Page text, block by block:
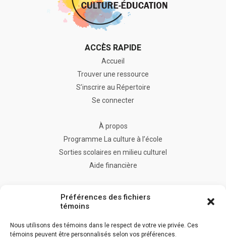
Préférences des fichiers
témoins
Nous utilisons des témoins dans le respect de votre vie privée. Ces
témoins peuvent être personnalisés selon vos préférences.
ACCÈS RAPIDE
Accueil
Trouver une ressource
S’inscrire au Répertoire
Se connecter
À propos
Programme La culture à l’école
Sorties scolaires en milieu culturel
Aide financière